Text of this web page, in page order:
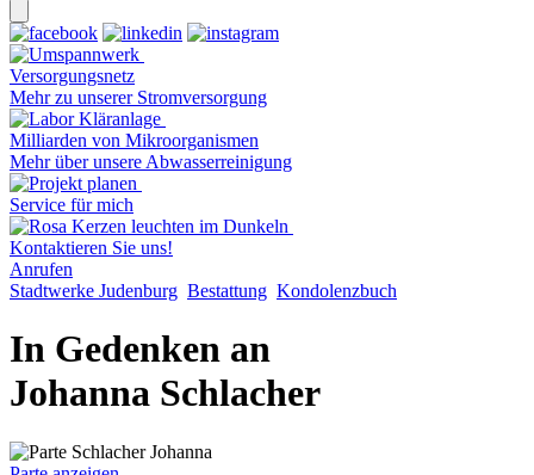
Versorgungsnetz
Mehr zu unserer Stromversorgung
Milliarden von Mikroorganismen
Mehr über unsere Abwasserreinigung
Service für mich
Kontaktieren Sie uns!
Anrufen
Stadtwerke Judenburg Bestattung Kondolenzbuch
In Gedenken an
Johanna Schlacher